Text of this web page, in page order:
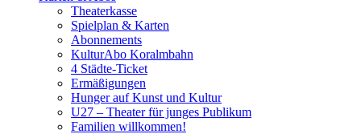
Theaterkasse
Spielplan & Karten
Abonnements
KulturAbo Koralmbahn
4 Städte-Ticket
Ermäßigungen
Hunger auf Kunst und Kultur
U27 – Theater für junges Publikum
Familien willkommen!